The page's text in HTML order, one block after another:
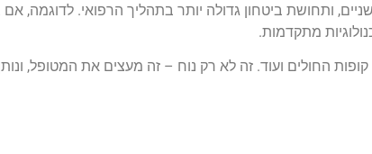
ותחושת ביטחון גדולה יותר בתהליך הרפואי. לדוגמה,
מתקדמות.
קופות החולים ועוד. זה לא רק נוח – זה מעצים את המטופל,